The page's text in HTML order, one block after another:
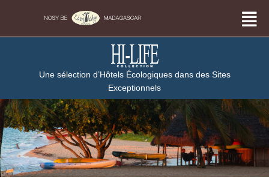
Une sélection d’Hôtels Écologiques dans des Sites
Exceptionnels